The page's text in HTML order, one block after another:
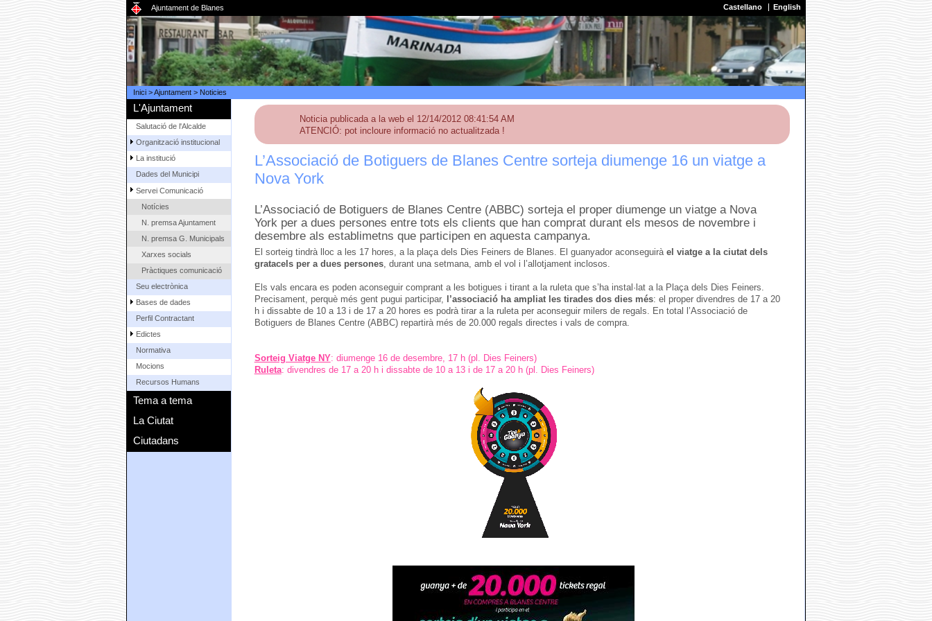
Ajuntament de Blanes Castellano English
Inici>Ajuntament> Noticies
L'Ajuntament
Salutació de l'Alcalde
Organització institucional
La institució
Dades del Municipi
Servei Comunicació
Notícies
N. premsa Ajuntament
N. premsa G. Municipals
Xarxes socials
Pràctiques comunicació
Seu electrònica
Bases de dades
Perfil Contractant
Edictes
Normativa
Mocions
Recursos Humans
Tema a tema
La Ciutat
Ciutadans
Noticia publicada a la web el 12/14/2012 08:41:54 AM
ATENCIÓ: pot incloure informació no actualitzada !
L’Associació de Botiguers de Blanes Centre sorteja diumenge 16 un viatge a
Nova York
L’Associació de Botiguers de Blanes Centre (ABBC) sorteja el proper diumenge un viatge a Nova
York per a dues persones entre tots els clients que han comprat durant els mesos de novembre i
desembre als establimetns que participen en aquesta campanya.
El sorteig tindrà lloc a les 17 hores, a la plaça dels Dies Feiners de Blanes. El guanyador aconseguirà el viatge a la ciutat dels
gratacels per a dues persones, durant una setmana, amb el vol i l’allotjament inclosos.
Els vals encara es poden aconseguir comprant a les botigues i tirant a la ruleta que s’ha instal·lat a la Plaça dels Dies Feiners.
Precisament, perquè més gent pugui participar,
l’associació ha ampliat les tirades dos dies més: el proper divendres de 17 a 20
h i dissabte de 10 a 13 i de 17 a 20 hores es podrà tirar a la ruleta per aconseguir milers de regals. En total l’Associació de
Botiguers de Blanes Centre (ABBC) repartirà més de 20.000 regals directes i vals de compra.
Sorteig Viatge NY: diumenge 16 de desembre, 17 h (pl. Dies Feiners)
Ruleta: divendres de 17 a 20 h i dissabte de 10 a 13 i de 17 a 20 h (pl. Dies Feiners)